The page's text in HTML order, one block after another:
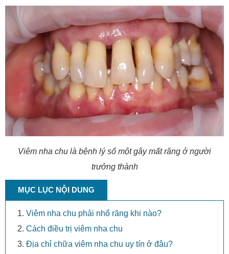
Viêm nha chu là bệnh lý số một gây mất răng ở người
trưởng thành
MỤC LỤC NỘI DUNG
Viêm nha chu phải nhổ răng khi nào?
Cách điều trị viêm nha chu
Địa chỉ chữa viêm nha chu uy tín ở đâu?